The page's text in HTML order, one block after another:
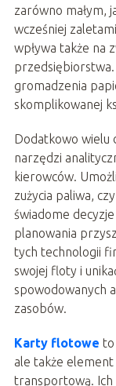
zarówno małym,
wcześniej
wpływa także na
gromadzenia
skomplikowanej
Dodatkowo wielu
narzędzi
kierowców.
zużycia paliwa,
świadome
planowania
tych technologii
swojej floty i
spowodowanych
zasobów.
Karty flotowe to
ale także
transportową. Ich